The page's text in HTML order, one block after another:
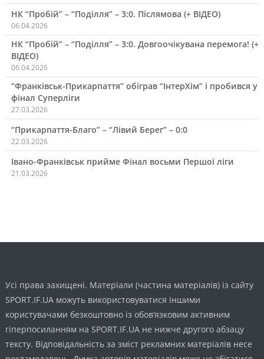
НК “Пробій” – “Поділля” – 3:0. Післямова (+ ВІДЕО)
06.04.2026
НК “Пробій” – “Поділля” – 3:0. Довгоочікувана перемога! (+
ВІДЕО)
06.04.2026
“Франківськ-Прикарпаття” обіграв “ІнтерХім” і пробився у
фінал Суперліги
27.03.2026
“Прикарпаття-Благо” – “Лівий Берег” – 0:0
22.03.2026
Івано-Франківськ прийме Фінал восьми Першої ліги
21.03.2026
Усі права захищені. Матеріали (частина матеріалів) із сайту
SPORT.IF.UA можуть використовуватися іншими
користувачами безкоштовно із обов’язковим активним
гіперпосиланням на SPORT.IF.UA не нижче другого абзацу
тексту. Відповідальність за зміст рекламних матеріалів несе